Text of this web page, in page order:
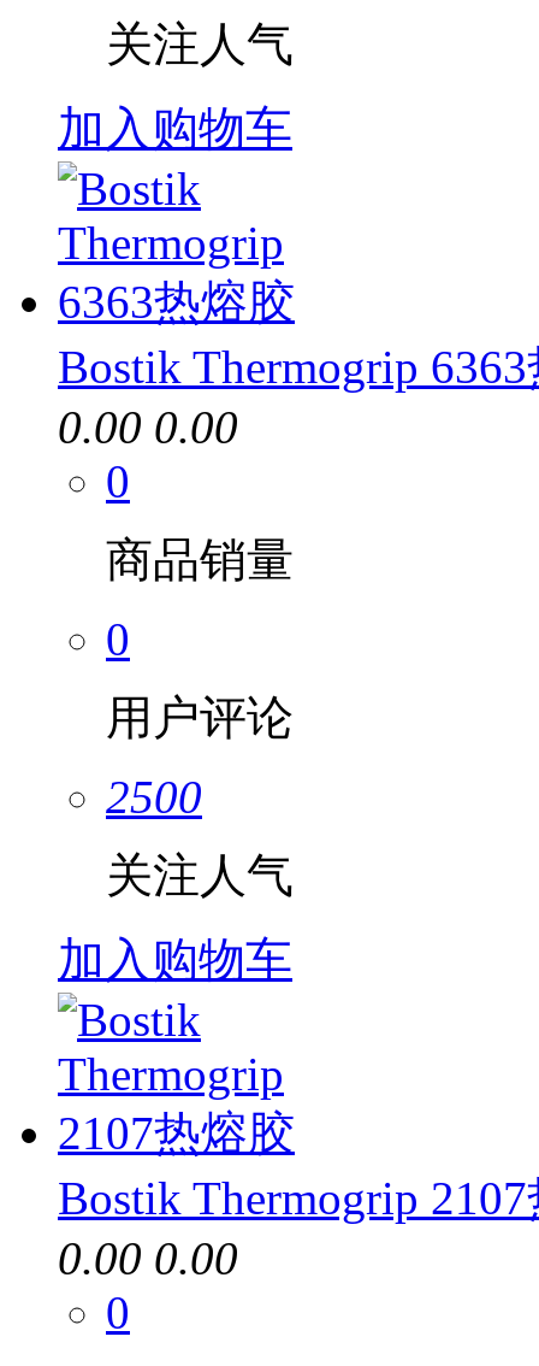
关注人气
加入购物车
Bostik Thermogrip
0.00 0.00
0
商品销量
0
用户评论
2500
关注人气
加入购物车
Bostik Thermogrip
0.00 0.00
0